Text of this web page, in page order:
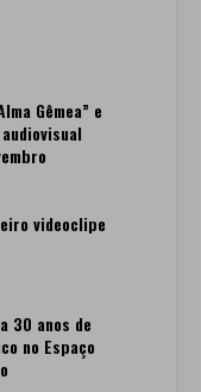
Gêmea” e
videoclipe
30 anos de
no Espaço